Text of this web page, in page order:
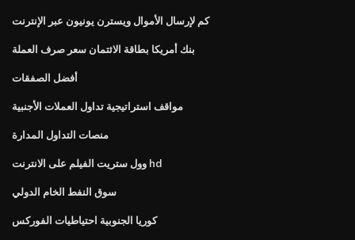
كم لإرسال الأموال ويسترن يونيون عبر الإنترنت
بنك أمريكا بطاقة الائتمان سعر صرف العملة
أفضل الصفقات
مواقف استراتيجية تداول العملات الأجنبية
منصات التداول المدارة
وول ستريت الفيلم على الانترنت hd
سوق النفط الخام الدولي
كوريا الجنوبية احتياطيات الفوركس